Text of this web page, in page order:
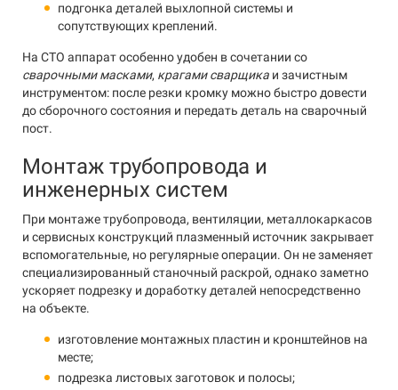
подгонка деталей выхлопной системы и
сопутствующих креплений.
На СТО аппарат особенно удобен в сочетании со
сварочными масками, крагами сварщика и зачистным
инструментом: после резки кромку можно быстро довести
до сборочного состояния и передать деталь на сварочный
пост.
Монтаж трубопровода и
инженерных систем
При монтаже трубопровода, вентиляции, металлокаркасов
и сервисных конструкций плазменный источник закрывает
вспомогательные, но регулярные операции. Он не заменяет
специализированный станочный раскрой, однако заметно
ускоряет подрезку и доработку деталей непосредственно
на объекте.
изготовление монтажных пластин и кронштейнов на
месте;
подрезка листовых заготовок и полосы;